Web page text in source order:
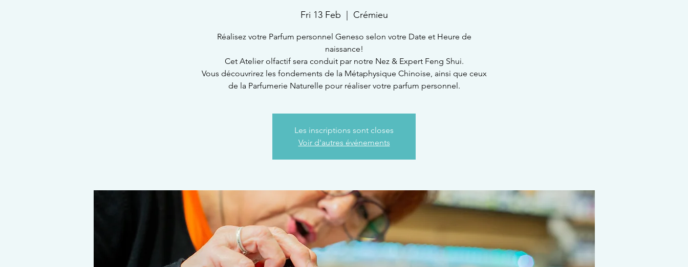
Fri 13 Feb Crémieu
Réalisez votre Parfum personnel Geneso selon votre Date et Heure de
naissance!
Cet Atelier olfactif sera conduit par notre Nez & Expert Feng Shui.
Vous découvrirez les fondements de la Métaphysique Chinoise, ainsi que ceux
de la Parfumerie Naturelle pour réaliser votre parfum personnel.
Les inscriptions sont closes
Voir d'autres événements